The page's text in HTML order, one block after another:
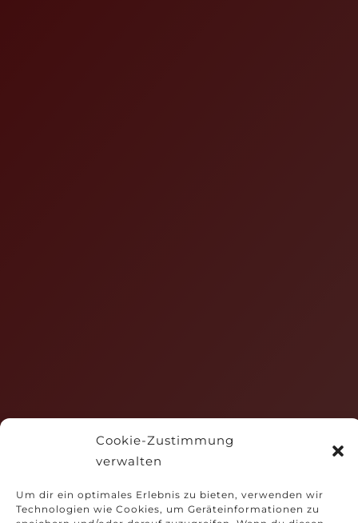
Cookie-Zustimmung
verwalten
Um dir ein optimales Erlebnis zu bieten, verwenden wir
Technologien wie Cookies, um Geräteinformationen zu